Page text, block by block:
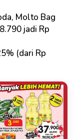
Molto Bag
jadi Rp
(dari Rp